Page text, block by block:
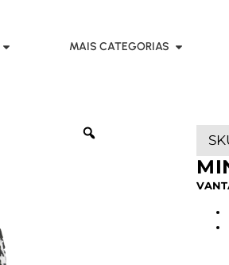
MAIS CATEGORIAS